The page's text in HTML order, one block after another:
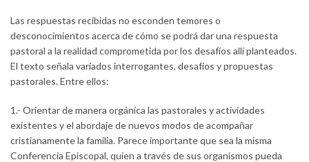
Las respuestas recibidas no esconden temores o
desconocimientos acerca de cómo se podrá dar una respuesta
pastoral a la realidad comprometida por los desafíos allí planteados.
El texto señala variados interrogantes, desafíos y propuestas
pastorales. Entre ellos:
1.- Orientar de manera orgánica las pastorales y actividades
existentes y el abordaje de nuevos modos de acompañar
cristianamente la familia. Parece importante que sea la misma
Conferencia Episcopal, quien a través de sus organismos pueda